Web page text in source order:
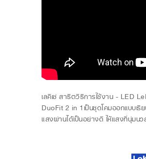
เลคิเซ่ สาธิตวิธีการใช้งาน - LED
DuoFit 2 in 1เป็นชุดโคมออกแบบเ
แสงผ่านได้เป็นอย่างดี ให้แสงที่นุ่ม